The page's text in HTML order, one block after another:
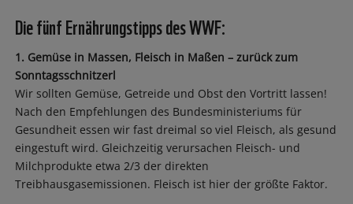
Die fünf Ernährungstipps des WWF:
1. Gemüse in Massen, Fleisch in Maßen – zurück zum
Sonntagsschnitzerl
Wir sollten Gemüse, Getreide und Obst den Vortritt lassen!
Nach den Empfehlungen des Bundesministeriums für
Gesundheit essen wir fast dreimal so viel Fleisch, als gesund
eingestuft wird. Gleichzeitig verursachen Fleisch- und
Milchprodukte etwa 2/3 der direkten
Treibhausgasemissionen. Fleisch ist hier der größte Faktor.